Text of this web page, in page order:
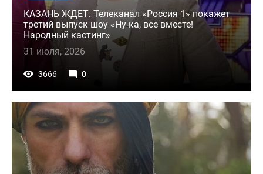
КАЗАНЬ ЖДЕТ. Телеканал «Россия 1» покажет
третий выпуск шоу «Ну-ка, все вместе!
Народный кастинг»
31 июля, 2026
3666 0